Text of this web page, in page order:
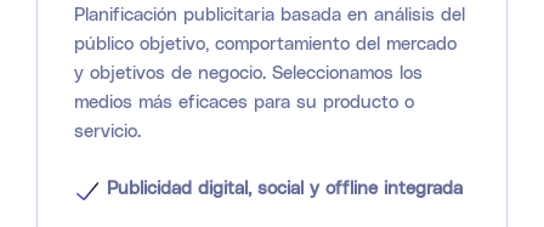
Planificación publicitaria basada en análisis del
público objetivo, comportamiento del mercado
y objetivos de negocio. Seleccionamos los
medios más eficaces para su producto o
servicio.
Publicidad digital, social y offline integrada